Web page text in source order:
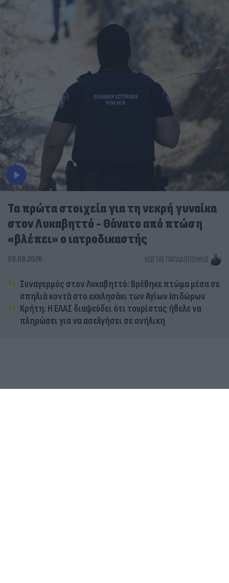
Τα πρώτα στοιχεία για τη νεκρή γυναίκα
στον Λυκαβηττό - Θάνατο από πτώση
«βλέπει» ο ιατροδικαστής
08.08.2026 ΚΏΣΤΑΣ ΠΑΠΑΔΌΠΟΥΛΟΣ
Συναγερμός στον Λυκαβηττό: Βρέθηκε πτώμα μέσα σε
σπηλιά κοντά στο εκκλησάκι των Αγίων Ισιδώρων
Κρήτη: Η ΕΛΑΣ διαψεύδει ότι τουρίστας ήθελε να
πληρώσει για να ασελγήσει σε ανήλικη